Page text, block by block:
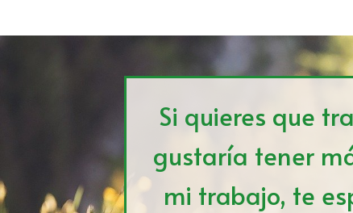
Si quieres que
gustaría tener
mi trabajo, te